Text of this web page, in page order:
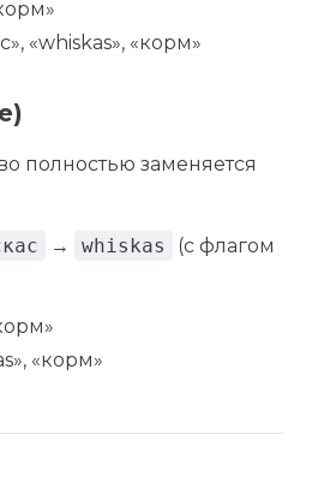
«whiskas», «корм»
полностью заменяется
→ whiskas
(с флагом
«корм»